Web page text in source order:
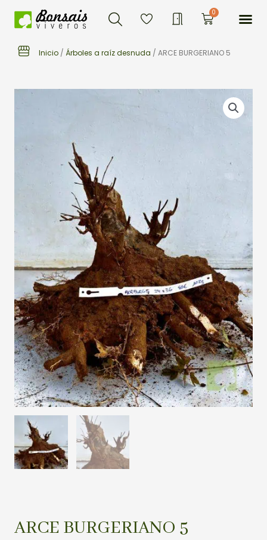
Buscar 0Carrito
Inicio / Árboles a raíz desnuda / ARCE BURGERIANO 5
ARCE BURGERIANO 5